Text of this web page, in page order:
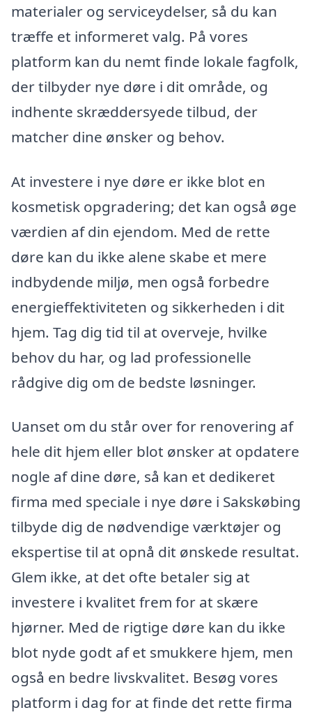
materialer og serviceydelser, så du kan
træffe et informeret valg. På vores
platform kan du nemt finde lokale fagfolk,
der tilbyder nye døre i dit område, og
indhente skræddersyede tilbud, der
matcher dine ønsker og behov.
At investere i nye døre er ikke blot en
kosmetisk opgradering; det kan også øge
værdien af din ejendom. Med de rette
døre kan du ikke alene skabe et mere
indbydende miljø, men også forbedre
energieffektiviteten og sikkerheden i dit
hjem. Tag dig tid til at overveje, hvilke
behov du har, og lad professionelle
rådgive dig om de bedste løsninger.
Uanset om du står over for renovering af
hele dit hjem eller blot ønsker at opdatere
nogle af dine døre, så kan et dedikeret
firma med speciale i nye døre i Sakskøbing
tilbyde dig de nødvendige værktøjer og
ekspertise til at opnå dit ønskede resultat.
Glem ikke, at det ofte betaler sig at
investere i kvalitet frem for at skære
hjørner. Med de rigtige døre kan du ikke
blot nyde godt af et smukkere hjem, men
også en bedre livskvalitet. Besøg vores
platform i dag for at finde det rette firma